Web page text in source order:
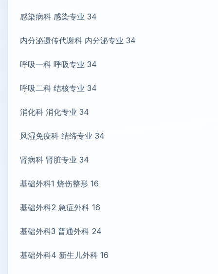
感染病科 感染专业 34
内分泌遗传代谢科 内分泌专业 34
呼吸一科 呼吸专业 34
呼吸二科 结核专业 34
消化科 消化专业 34
风湿免疫科 结缔专业 34
肾病科 肾脏专业 34
基础外科1 烧伤整形 16
基础外科2 急症外科 16
基础外科3 普通外科 24
基础外科4 新生儿外科 16